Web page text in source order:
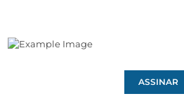
ASSINAR